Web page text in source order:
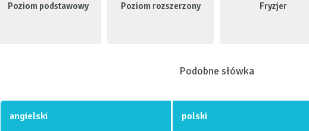
Poziom podstawowy Poziom rozszerzony Fryzjer
Podobne słówka
angielski polski